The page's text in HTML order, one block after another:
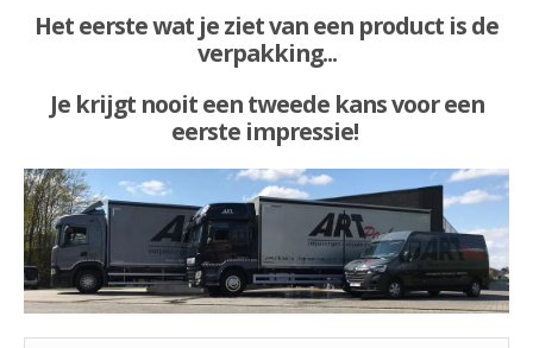
Het eerste wat je ziet van een product is de
verpakking...
Je krijgt nooit een tweede kans voor een
eerste impressie!